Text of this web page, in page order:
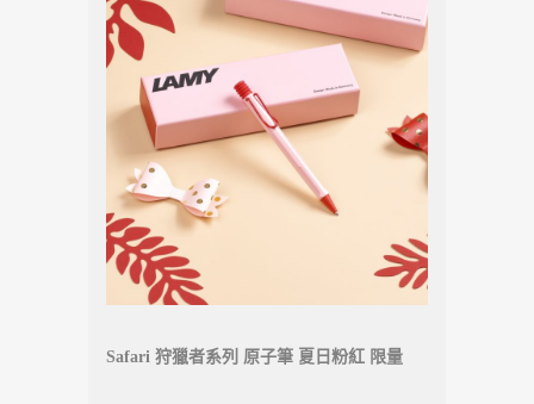
Safari 狩獵者系列 原子筆 夏日粉紅 限量